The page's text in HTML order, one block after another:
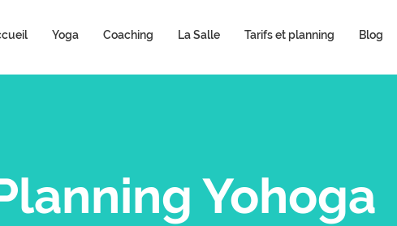
Yoga Coaching La Salle Tarifs et planning Blog
Yohoga